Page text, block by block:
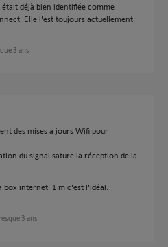
déjà bien identifiée comme
Elle l'est toujours actuellement.
3 ans
des mises à jours Wifi pour
du signal sature la réception de la
internet. 1 m c'est l'idéal.
3 ans